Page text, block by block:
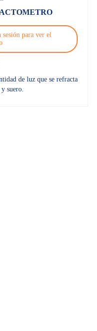
sesión para ver el
de luz que se refracta
suero.